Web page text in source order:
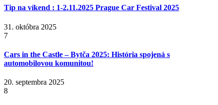
Tip na víkend : 1-2.11.2025 Prague Car Festival 2025
31. októbra 2025
7
Cars in the Castle – Bytča 2025: História spojená s
automobilovou komunitou!
20. septembra 2025
8